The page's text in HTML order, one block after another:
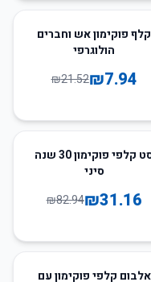
63
קלף פוקימון אש וחברים
הולוגרפי
₪7.94
₪21.52
סט קלפי פוקימון 30 שנה
סיני
₪31.16
₪82.94
50
אלבום קלפי פוקימון עם